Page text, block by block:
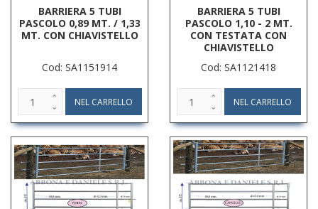
BARRIERA 5 TUBI
PASCOLO 0,89 MT. / 1,33
MT. CON CHIAVISTELLO
Cod: SA1151914
BARRIERA 5 TUBI
PASCOLO 1,10 - 2 MT.
CON TESTATA CON
CHIAVISTELLO
Cod: SA1121418